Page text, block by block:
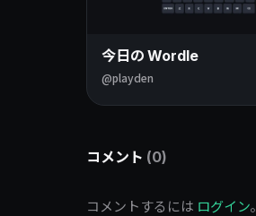
今日の Wordle
@playden
コメント (0)
コメントするには ログイン。